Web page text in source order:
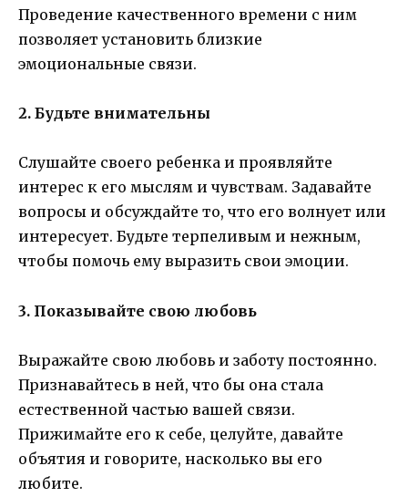
Проведение качественного времени с ним
позволяет установить близкие
эмоциональные связи.
2. Будьте внимательны
Слушайте своего ребенка и проявляйте
интерес к его мыслям и чувствам. Задавайте
вопросы и обсуждайте то, что его волнует или
интересует. Будьте терпеливым и нежным,
чтобы помочь ему выразить свои эмоции.
3. Показывайте свою любовь
Выражайте свою любовь и заботу постоянно.
Признавайтесь в ней, что бы она стала
естественной частью вашей связи.
Прижимайте его к себе, целуйте, давайте
объятия и говорите, насколько вы его
любите.